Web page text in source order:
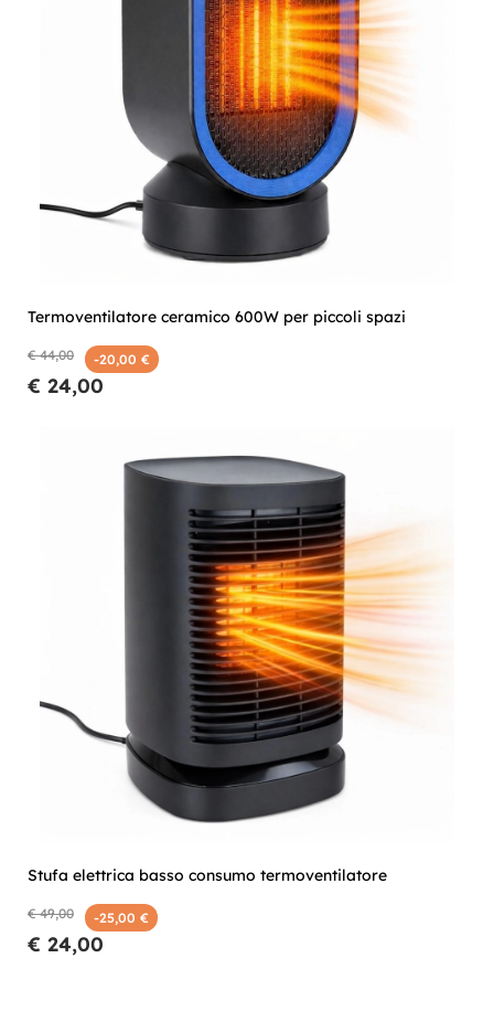
Termoventilatore ceramico 600W per piccoli spazi
€ 44,00 -20,00 €
€ 24,00
Stufa elettrica basso consumo termoventilatore
€ 49,00 -25,00 €
€ 24,00